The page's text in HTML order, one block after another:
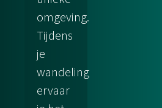
omgeving.
Tijdens
je
wandeling
ervaar